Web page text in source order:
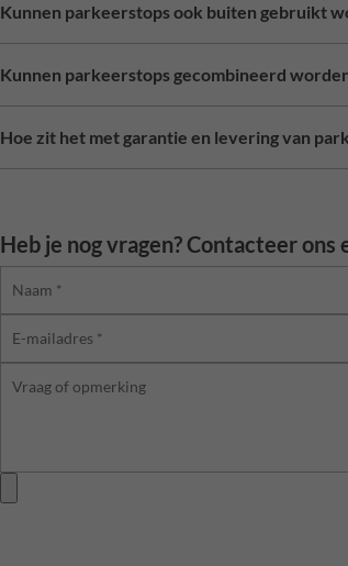
Kunnen parkeerstops ook buiten gebruikt
Kunnen parkeerstops gecombineerd
Hoe zit het met garantie en levering van
Heb je nog vragen? Contacteer